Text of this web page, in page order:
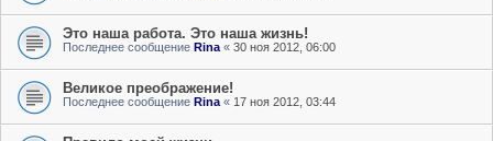
Это наша работа. Это наша жизнь!
Последнее сообщение Rina « 30 ноя 2012, 06:00
Великое преображение!
Последнее сообщение Rina « 17 ноя 2012, 03:44